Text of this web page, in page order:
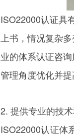
ISO22000认证具
上书，情况复杂
业的体系认证咨询
管理角度优化并
2. 提供专业的技
ISO22000认证体